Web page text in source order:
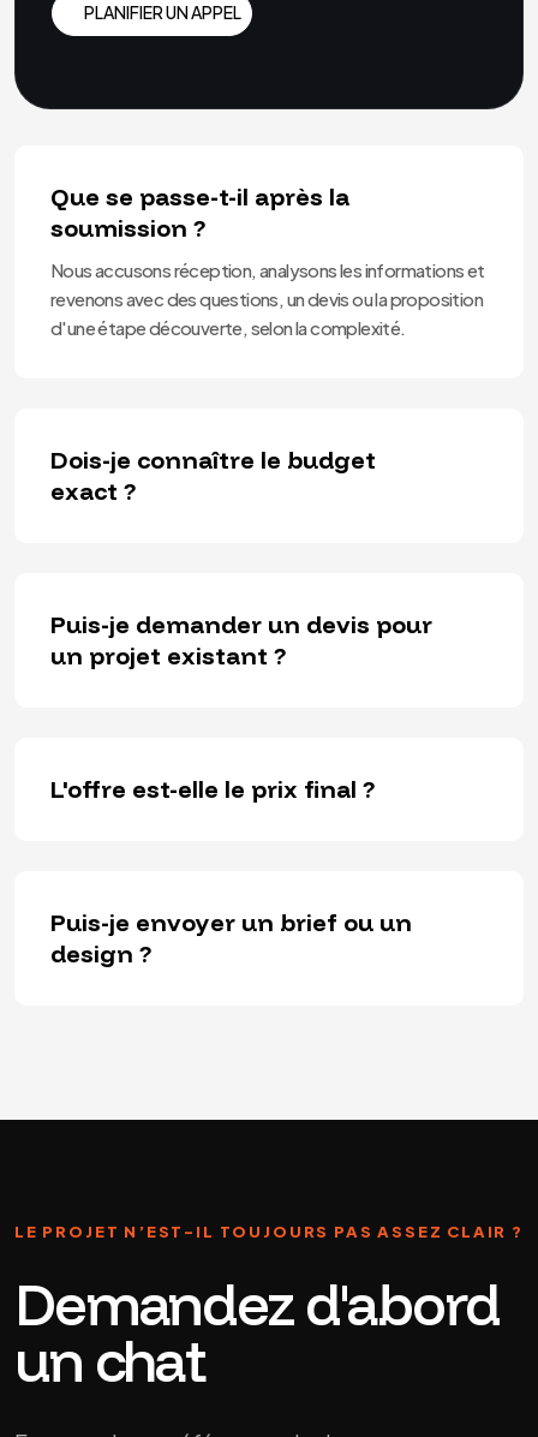
PLANIFIER UN APPEL
PLANIFIER UN APPEL
Que se passe-t-il après la
soumission ?
Nous accusons réception, analysons les informations et
revenons avec des questions, un devis ou la proposition
d'une étape découverte, selon la complexité.
Dois-je connaître le budget
exact ?
Puis-je demander un devis pour
un projet existant ?
L'offre est-elle le prix final ?
Puis-je envoyer un brief ou un
design ?
LE PROJET N’EST-IL TOUJOURS PAS ASSEZ CLAIR ?
Demandez d'abord
un chat